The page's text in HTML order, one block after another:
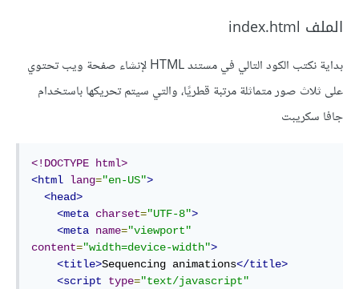
الملف index.html
بداية نكتب الكود التالي في مستند HTML لإنشاء صفحة ويب تحتوي
على ثلاث صور متماثلة مرتبة قطريًا، والتي سيتم تحريكها باستخدام
جافا سكريبت
<!DOCTYPE html>
<html lang="en-US">
<head>
<meta charset="UTF-8">
<meta name="viewport"
content="width=device-width">
<title>Sequencing animations</title>
<script
type="text/javascript"